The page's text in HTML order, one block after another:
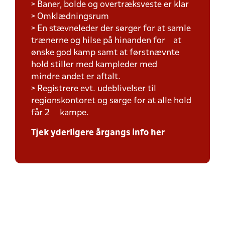
> Baner, bolde og overtræksveste er klar
> Omklædningsrum
> En stævneleder der sørger for at samle
trænerne og hilse på hinanden for at
ønske god kamp samt at førstnævnte
hold stiller med kampleder med
mindre andet er aftalt.
> Registrere evt. udeblivelser til
regionskontoret og sørge for at alle hold
får 2 kampe.
Tjek yderligere årgangs info her